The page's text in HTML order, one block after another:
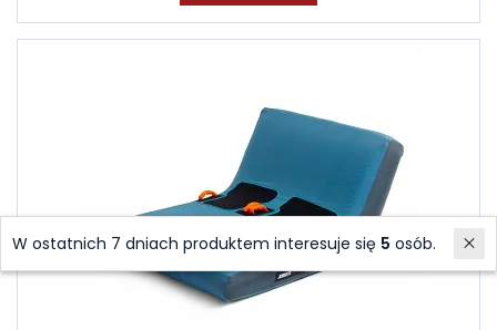
W ostatnich 7 dniach produktem interesuje się 5 osób.